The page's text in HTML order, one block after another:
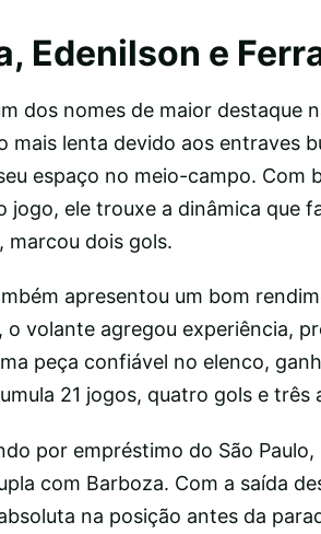
Edenilson e
dos nomes de maior destaque
mais lenta devido aos entraves
espaço no meio-campo. Com
jogo, ele trouxe a dinâmica que
marcou dois gols.
apresentou um bom
o volante agregou experiência,
peça confiável no elenco,
21 jogos, quatro gols e três
por empréstimo do São
com Barboza. Com a saída
na posição antes da